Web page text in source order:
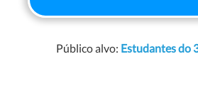
Público alvo: Estudantes do